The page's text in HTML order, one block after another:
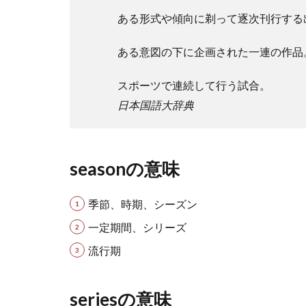
ある形式や傾向に剃って逐次刊行する
ある意図の下に企画された一連の作品
スポーツで連続して行う試合。
日本国語大辞典
seasonの意味
季節、時期、シーズン
一定期間、シリーズ
流行期
seriesの意味